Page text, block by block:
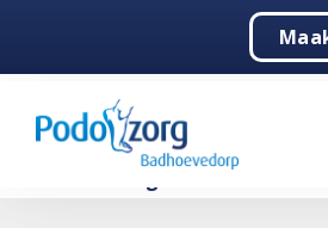
Podologie